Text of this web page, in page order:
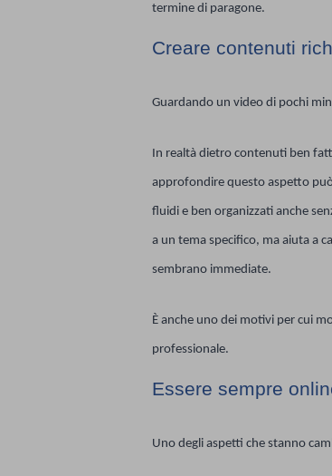
termine di paragone.
Creare contenuti
Guardando un video di pochi
In realtà dietro contenuti ben
approfondire questo aspetto
fluidi e ben organizzati anche
a un tema specifico, ma aiuta a
sembrano immediate.
È anche uno dei motivi per cui
professionale.
Essere sempre
Uno degli aspetti che stanno